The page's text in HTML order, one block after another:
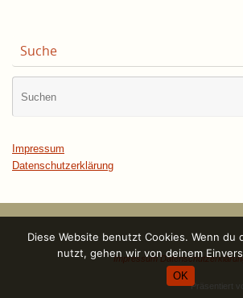
Suche
Impressum
Datenschutzerklärung
Impressum
Präsentiert
Diese Website benutzt Cookies. Wenn du
nutzt, gehen wir von deinem
OK